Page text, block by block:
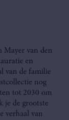
Mayer van den
en
van de familie
nog
tot 2030 om
je de grootste
verhaal van